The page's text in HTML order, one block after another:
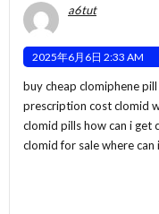
a6tut
2025年6月6日 2:33 AM
buy cheap clomiphene
prescription cost clomid
clomid pillshow can i get
clomid for sale where